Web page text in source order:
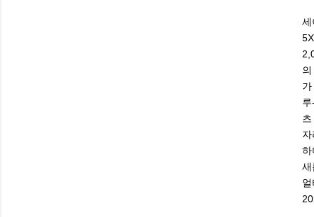
세
하
새